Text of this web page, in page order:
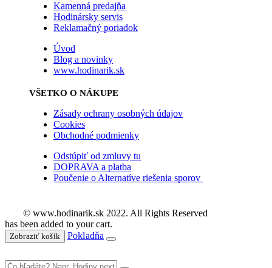
Kamenná predajňa
Hodinársky servis
Reklamačný poriadok
Úvod
Blog a novinky
www.hodinarik.sk
VŠETKO O NÁKUPE
Zásady ochrany osobných údajov
Cookies
Obchodné podmienky
Odstúpiť od zmluvy tu
DOPRAVA a platba
Poučenie o Alternatíve riešenia sporov
© www.hodinarik.sk 2022. All Rights Reserved
has been added to your cart.
Zobraziť košík Pokladňa